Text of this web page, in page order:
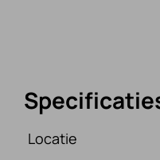
Locatie